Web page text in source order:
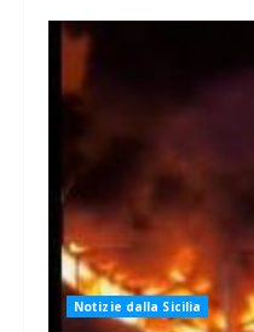
Notizie dalla Sicilia